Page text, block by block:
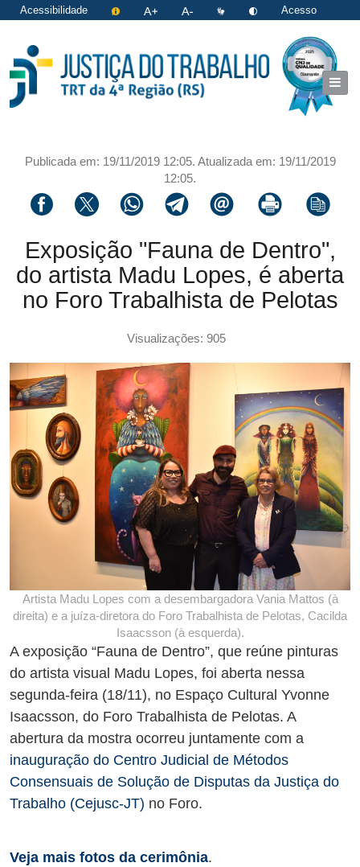
Acessibilidade
Acesso
Publicada em: 19/11/2019 12:05. Atualizada em: 19/11/2019
12:05.
Compartilhar via facebook
Compartilhar via twitter
Compartilhar via whatsapp
Compartilhar via telegram
Compartilhar via email
Imprimir a página
Copiar
Exposição "Fauna de Dentro",
do artista Madu Lopes, é aberta
no Foro Trabalhista de Pelotas
Visualizações: 905
Artista Madu Lopes com a desembargadora Vania Mattos (à
direita) e a juíza-diretora do Foro Trabalhista de Pelotas, Cacilda
Isaacsson (à esquerda).
A exposição “Fauna de Dentro”, que reúne pinturas
do artista visual Madu Lopes, foi aberta nessa
segunda-feira (18/11), no Espaço Cultural Yvonne
Isaacsson, do Foro Trabalhista de Pelotas. A
abertura da mostra ocorreu juntamente com a
inauguração do Centro Judicial de Métodos
Consensuais de Solução de Disputas da Justiça do
Trabalho (Cejusc-JT) no Foro.
Veja mais fotos da cerimônia.